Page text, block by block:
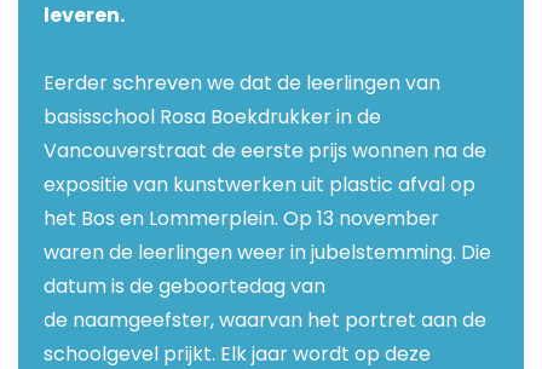
leveren.
Eerderschrevenwe dat de leerlingen van
basisschool Rosa Boekdrukker in de
Vancouverstraat de eerste prijs wonnen na de
expositie van kunstwerken uit plastic afval op
het Bos en Lommerplein. Op 13 november
waren de leerlingen weer in jubelstemming. Die
datum is de geboortedag van
de naamgeefster, waarvan het portret aan de
schoolgevel prijkt. Elk jaar wordt op deze